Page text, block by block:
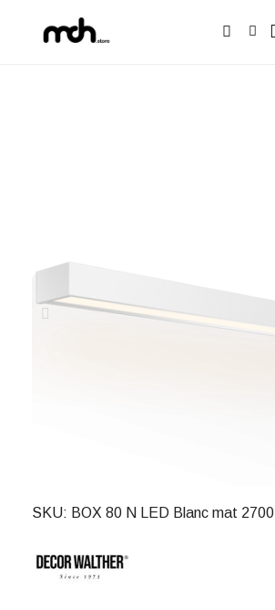
SKU BOX 80 N LED Blanc mat 2700